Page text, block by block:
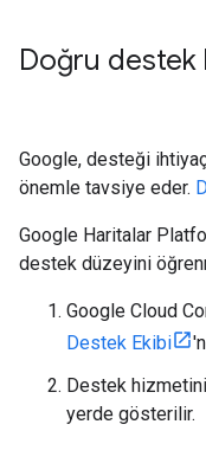
Doğru destek
Google, desteği
önemle tavsiye eder.
Google Haritalar
destek düzeyini
Google Cloud
Destek Ekibi
Destek
yerde gösterilir.